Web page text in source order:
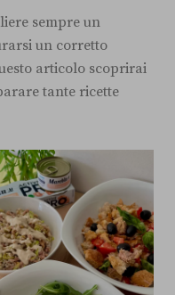
sempre un
un corretto
articolo scoprirai
tante ricette